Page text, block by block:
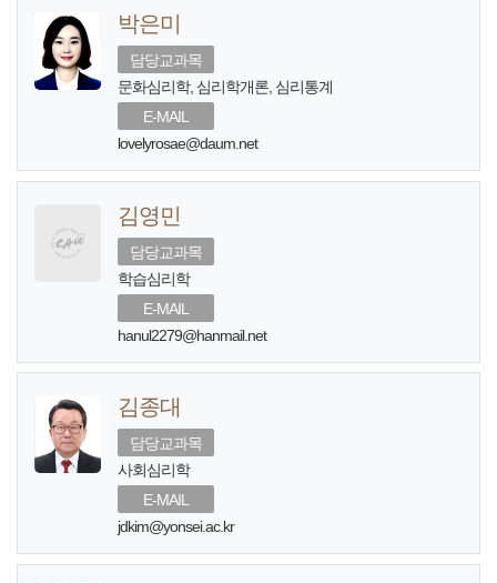
박은미
담당교과목
문화심리학, 심리학개론, 심리통계
E-MAIL
lovelyrosae@daum.net
김영민
담당교과목
학습심리학
E-MAIL
hanul2279@hanmail.net
김종대
담당교과목
사회심리학
E-MAIL
jdkim@yonsei.ac.kr